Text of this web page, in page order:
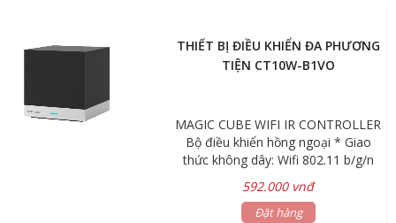
THIẾT BỊ ĐIỀU KHIỂN ĐA PHƯƠNG
TIỆN CT10W-B1VO
MAGIC CUBE WIFI IR CONTROLLER
Bộ điều khiển hồng ngoại * Giao
thức không dây: Wifi 802.11 b/g/n
2.4GHz * Nguồn cấp: 5V DC, 1A,
Micro USB * Màu sắc: Đen * Chất
liệu: Nhựa ABS * Kích thước:
592.000 vnđ
Đặt hàng